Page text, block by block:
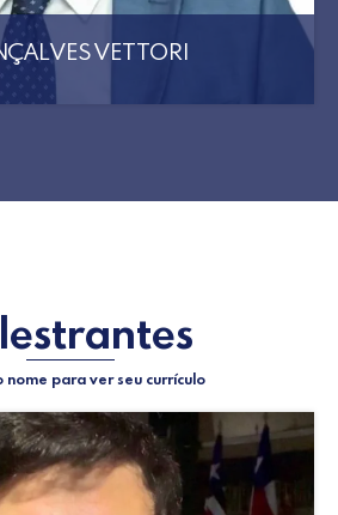
VETTORI
nome para ver seu currículo